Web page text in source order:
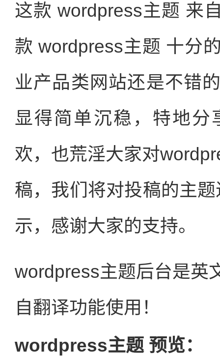
这款 wordpress主题 来
款 wordpress主题 十分
业产品类网站还是不错
显得简单沉稳，特地分
欢，也荒淫大家对
稿，我们将对投稿的主
示，感谢大家的支持。
wordpress主题后台是英
自翻译功能使用！
wordpress主题 预览：